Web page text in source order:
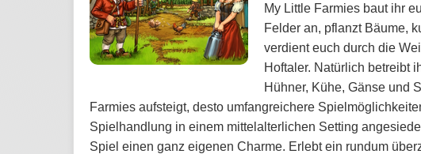
My Little Farmies baut ihr
Felder an, pflanzt Bäume,
verdient euch durch die
Hoftaler. Natürlich betreibt
Hühner, Kühe, Gänse und
Farmies aufsteigt, desto umfangreichere
Spielhandlung in einem mittelalterlichen Setting
Spiel einen ganz eigenen Charme. Erlebt ein rundum